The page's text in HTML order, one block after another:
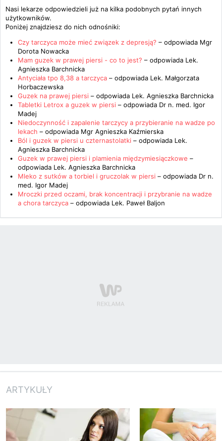
Nasi lekarze odpowiedzieli już na kilka podobnych pytań innych
użytkowników.
Poniżej znajdziesz do nich odnośniki:
Czy tarczyca może mieć związek z depresją? – odpowiada Mgr
Dorota Nowacka
Mam guzek w prawej piersi - co to jest? – odpowiada Lek.
Agnieszka Barchnicka
Antyciała tpo 8,38 a tarczyca – odpowiada Lek. Małgorzata
Horbaczewska
Guzek na prawej piersi – odpowiada Lek. Agnieszka Barchnicka
Tabletki Letrox a guzek w piersi – odpowiada Dr n. med. Igor
Madej
Niedoczynność i zapalenie tarczycy a przybieranie na wadze po
lekach – odpowiada Mgr Agnieszka Kaźmierska
Ból i guzek w piersi u czternastolatki – odpowiada Lek.
Agnieszka Barchnicka
Guzek w prawej piersi i plamienia międzymiesiączkowe –
odpowiada Lek. Agnieszka Barchnicka
Mleko z sutków a torbiel i gruczolak w piersi – odpowiada Dr n.
med. Igor Madej
Mroczki przed oczami, brak koncentracji i przybranie na wadze
a chora tarczyca – odpowiada Lek. Paweł Baljon
ARTYKUŁY